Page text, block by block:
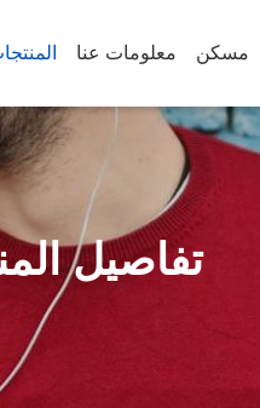
مسكن معلومات عنا
تفاصيل